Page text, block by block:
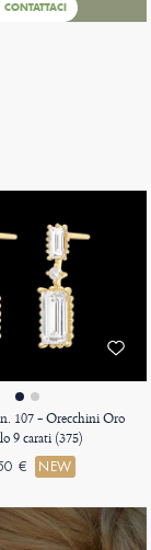
CONTATTACI
n. 107 - Orecchini Oro
9 carati (375)
€ NEW